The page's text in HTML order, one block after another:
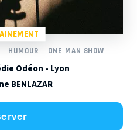
HUMOUR ONE MAN SHOW
Odéon - Lyon
BENLAZAR